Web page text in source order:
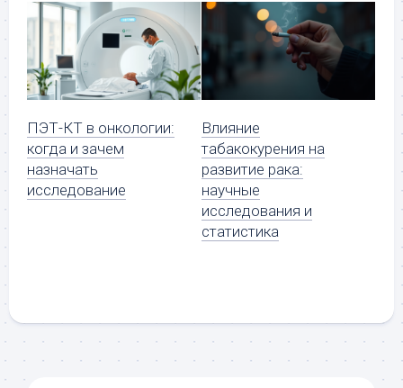
ПЭТ-КТ в онкологии:
когда и зачем
назначать
исследование
Влияние
табакокурения на
развитие рака:
научные
исследования и
статистика